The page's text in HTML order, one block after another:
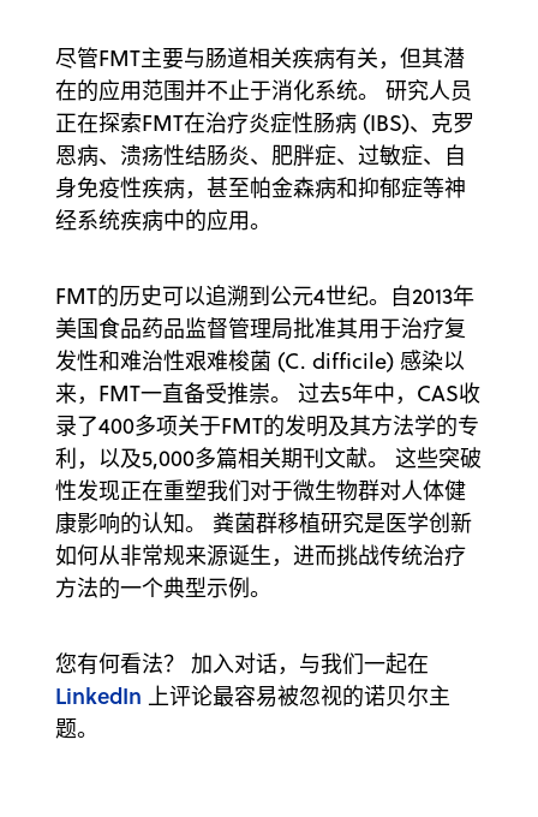
尽管FMT主要与肠道相关疾病有关，但其潜
在的应用范围并不止于消化系统。 研究人员
正在探索FMT在治疗炎症性肠病 (IBS)、克罗
恩病、溃疡性结肠炎、肥胖症、过敏症、自
身免疫性疾病，甚至帕金森病和抑郁症等神
经系统疾病中的应用。
FMT的历史可以追溯到公元4世纪。自2013年
美国食品药品监督管理局批准其用于治疗复
发性和难治性艰难梭菌 (C. difficile) 感染以
来，FMT一直备受推崇。 过去5年中，CAS收
录了400多项关于FMT的发明及其方法学的专
利，以及5,000多篇相关期刊文献。 这些突破
性发现正在重塑我们对于微生物群对人体健
康影响的认知。 粪菌群移植研究是医学创新
如何从非常规来源诞生，进而挑战传统治疗
方法的一个典型示例。
您有何看法？ 加入对话，与我们一起在
LinkedIn 上评论最容易被忽视的诺贝尔主
题。